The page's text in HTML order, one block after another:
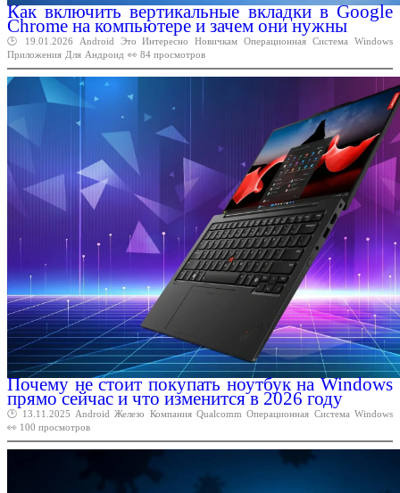
Как включить вертикальные вкладки в Google
Chrome на компьютере и зачем они нужны
🕑 19.01.2026 Android Это Интересно Новичкам Операционная Система
Windows
Приложения Для Андроид 👀 84 просмотров
Почему не стоит покупать ноутбук на Windows
прямо сейчас и что изменится в 2026 году
🕑 13.11.2025 Android Железо Компания Qualcomm Операционная Система Windows
👀 100 просмотров